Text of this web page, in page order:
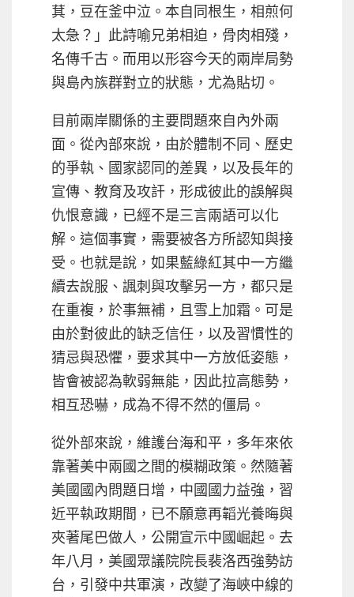
萁，豆在釜中泣。本自同根生，相煎何
太急？」此詩喻兄弟相迫，骨肉相殘，
名傳千古。而用以形容今天的兩岸局勢
與島內族群對立的狀態，尤為貼切。
目前兩岸關係的主要問題來自內外兩
面。從內部來說，由於體制不同、歷史
的爭執、國家認同的差異，以及長年的
宣傳、教育及攻訐，形成彼此的誤解與
仇恨意識，已經不是三言兩語可以化
解。這個事實，需要被各方所認知與接
受。也就是說，如果藍綠紅其中一方繼
續去說服、諷刺與攻擊另一方，都只是
在重複，於事無補，且雪上加霜。可是
由於對彼此的缺乏信任，以及習慣性的
猜忌與恐懼，要求其中一方放低姿態，
皆會被認為軟弱無能，因此拉高態勢，
相互恐嚇，成為不得不然的僵局。
從外部來說，維護台海和平，多年來依
靠著美中兩國之間的模糊政策。然隨著
美國國內問題日增，中國國力益強，習
近平執政期間，已不願意再韜光養晦與
夾著尾巴做人，公開宣示中國崛起。去
年八月，美國眾議院院長裴洛西強勢訪
台，引發中共軍演，改變了海峽中線的